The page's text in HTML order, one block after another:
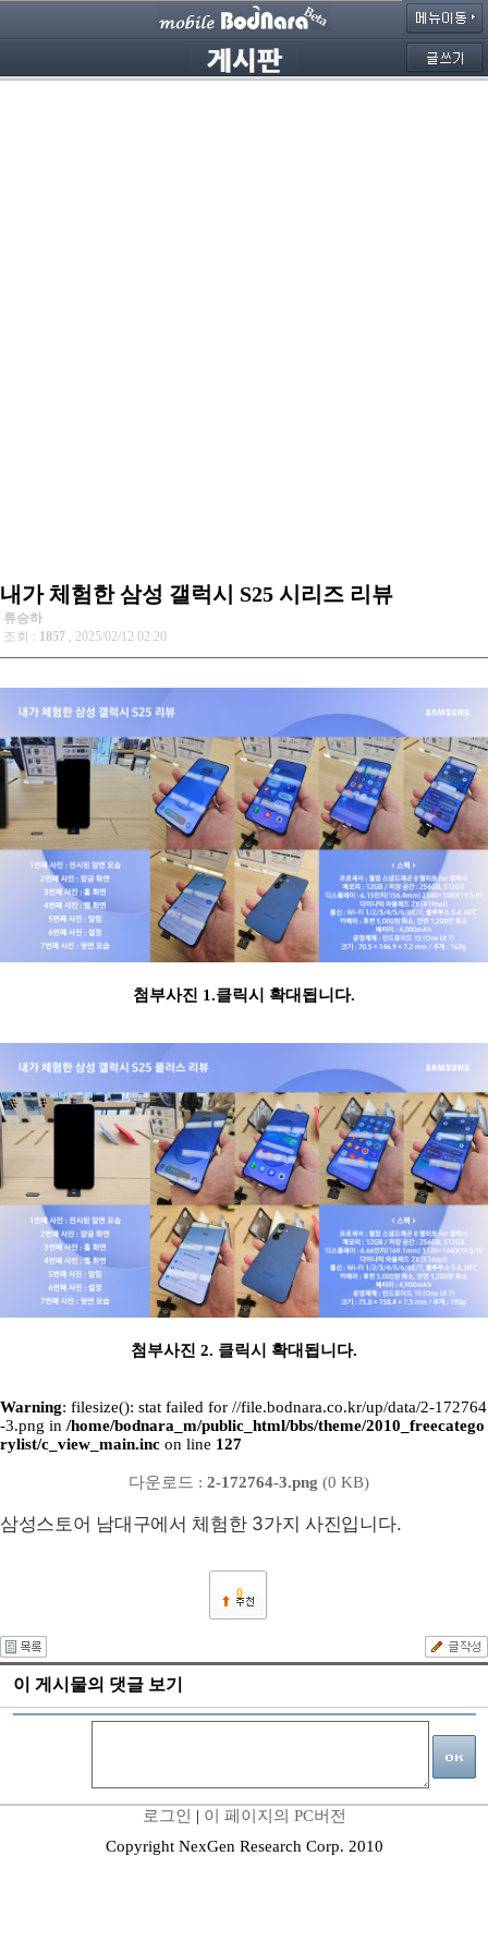
내가 체험한 삼성 갤럭시 S25 시리즈 리뷰
류승하
조회 : 1857 , 2025/02/12 02:20
첨부사진 1.클릭시 확대됩니다.
첨부사진 2. 클릭시 확대됩니다.
Warning: filesize(): stat failed for //file.bodnara.co.kr/up/data/2-172764
-3.png in /home/bodnara_m/public_html/bbs/theme/2010_freecatego
rylist/c_view_main.inc on line 127
다운로드 : 2-172764-3.png (0 KB)
삼성스토어 남대구에서 체험한 3가지 사진입니다.
0
이 게시물의 댓글 보기
로그인 | 이 페이지의 PC버전
Copyright NexGen Research Corp. 2010